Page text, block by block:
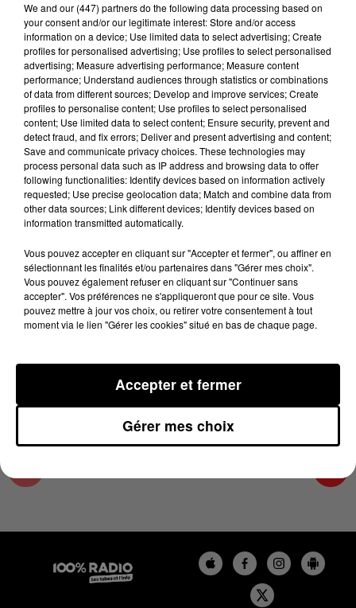
Lecture (1 min 14 sec)
100%
100% Radio l'agenda du Tarn nord
18 septembre 2025 - 1 min 14 sec
L'AGENDA DU TARN NORD DU 18/09/2025 À
16H40
L'AGENDA DU TARN NORD
We and our (447) partnersdo the following data processing based on
your consent and/or our legitimate interest: Store and/or access
information on a device; Use limited data to select advertising; Create
profiles for personalised advertising; Use profiles to select personalised
advertising; Measure advertising performance; Measure content
performance; Understand audiences through statistics or combinations
of data from different sources; Develop and improve services; Create
profiles to personalise content; Use profiles to select personalised
content; Use limited data to select content; Ensure security, prevent and
detect fraud, and fix errors; Deliver and present advertising and content;
Save and communicate privacy choices. These technologies may
process personal data such as IP address and browsing data to offer
following functionalities: Identify devices based on information actively
requested; Use precise geolocation data; Match and combine data from
other data sources; Link different devices; Identify devices based on
information transmitted automatically.
Vous pouvez accepter en cliquant sur "Accepter et fermer", ou affiner en
sélectionnant les finalités et/ou partenaires dans "Gérer mes choix".
Vous pouvez également refuser en cliquant sur "Continuer sans
accepter". Vos préférences ne s'appliqueront que pour ce site. Vous
pouvez mettre à jour vos choix, ou retirer votre consentement à tout
moment via le lien "Gérer les cookies" situé en bas de chaque page.
Gérer mes choix
Accepter et fermer